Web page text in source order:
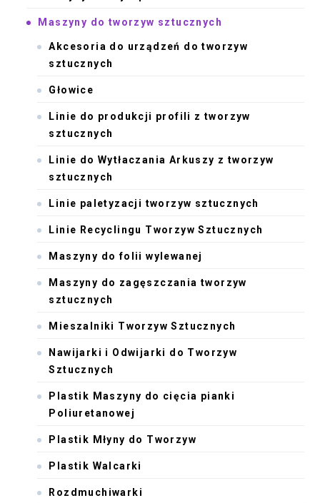
Maszyny do tworzyw sztucznych
Akcesoria do urządzeń do tworzyw
sztucznych
Głowice
Linie do produkcji profili z tworzyw
sztucznych
Linie do Wytłaczania Arkuszy z tworzyw
sztucznych
Linie paletyzacji tworzyw sztucznych
Linie Recyclingu Tworzyw Sztucznych
Maszyny do folii wylewanej
Maszyny do zagęszczania tworzyw
sztucznych
Mieszalniki Tworzyw Sztucznych
Nawijarki i Odwijarki do Tworzyw
Sztucznych
Plastik Maszyny do cięcia pianki
Poliuretanowej
Plastik Młyny do Tworzyw
Plastik Walcarki
Rozdmuchiwarki